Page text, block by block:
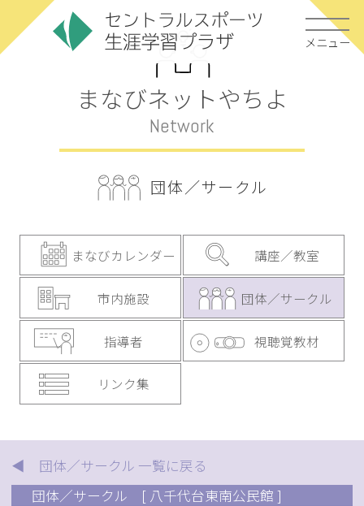
メニュー
まなびネットやちよ
Network
団体／サークル
まなびカレンダー 講座／教室
市内施設 団体／サークル
指導者 視聴覚教材
リンク集
◀ 団体／サークル 一覧に戻る
団体／サークル
[ 八千代台東南公民館 ]